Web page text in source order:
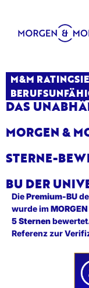
M&M
DAS
MORGEN &
STERNE-
BU DER
DiePremium-BU
wurde im
5 Sternen
Referenz zur